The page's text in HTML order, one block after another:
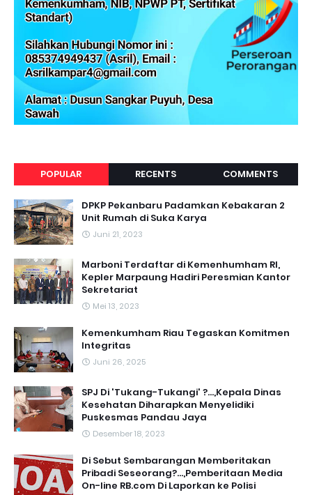
POPULAR RECENTS COMMENTS
DPKP Pekanbaru Padamkan Kebakaran 2
Unit Rumah di Suka Karya
Juni 21, 2023
Marboni Terdaftar di Kemenhumham RI,
Kepler Marpaung Hadiri Peresmian Kantor
Sekretariat
Mei 13, 2023
‎Kemenkumham Riau Tegaskan Komitmen
Integritas
Juni 26, 2025
SPJ Di 'Tukang-Tukangi' ?...,Kepala Dinas
Kesehatan Diharapkan Menyelidiki
Puskesmas Pandau Jaya
Desember 18, 2023
Di Sebut Sembarangan Memberitakan
Pribadi Seseorang?...,Pemberitaan Media
On-line RB.com Di Laporkan ke Polisi